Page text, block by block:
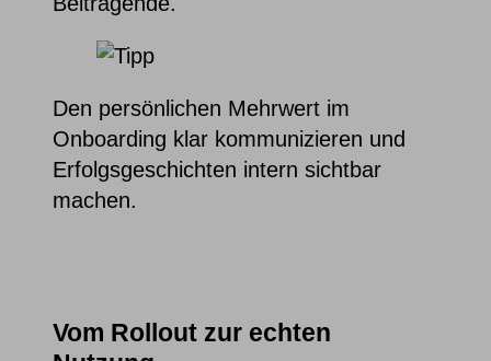
Den persönlichen Mehrwert im
Onboarding klar kommunizieren und
Erfolgsgeschichten intern sichtbar
machen.
Vom Rollout zur echten